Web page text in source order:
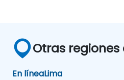
Otras regiones
En líneaLima